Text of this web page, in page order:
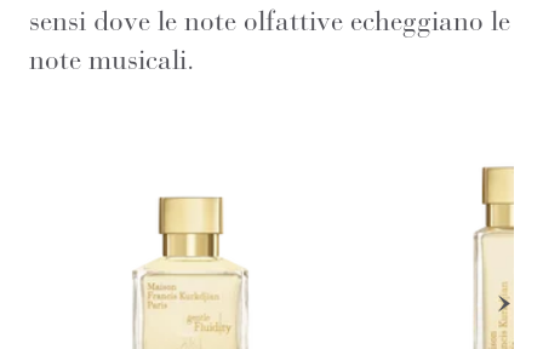
sensi dove le note olfattive echeggiano le
note musicali.